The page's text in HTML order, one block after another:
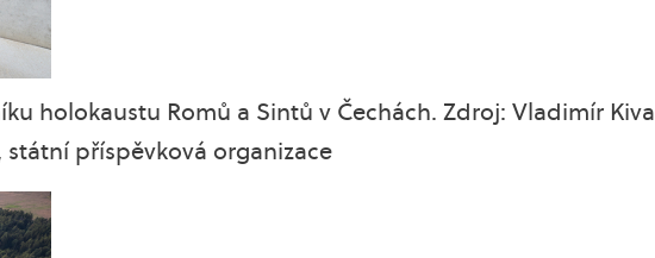
holokaustu Romů a Sintů v Čechách. Zdroj: Vladimír Kiva
příspěvková organizace